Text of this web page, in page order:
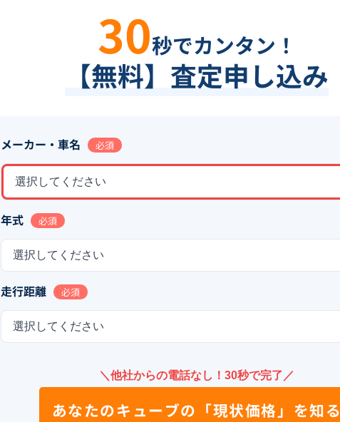
30秒でカンタン！
【無料】査定申し込み
メーカー・車名 必須
選択してください
年式 必須
選択してください
走行距離 必須
選択してください
＼他社からの電話なし！30秒で完了／
あなたのキューブの 「現状価格」を知る